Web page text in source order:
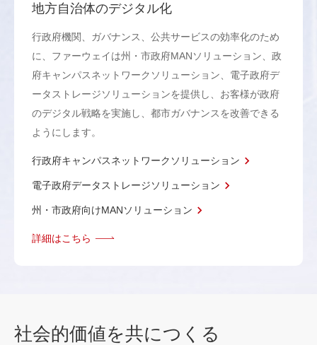
地方自治体のデジタル化
行政府機関、ガバナンス、公共サービスの効率化のため
に、ファーウェイは州・市政府MANソリューション、政
府キャンパスネットワークソリューション、電子政府デ
ータストレージソリューションを提供し、お客様が政府
のデジタル戦略を実施し、都市ガバナンスを改善できる
ようにします。
行政府キャンパスネットワークソリューション
電子政府データストレージソリューション
州・市政府向けMANソリューション
詳細はこちら
社会的価値を共につくる